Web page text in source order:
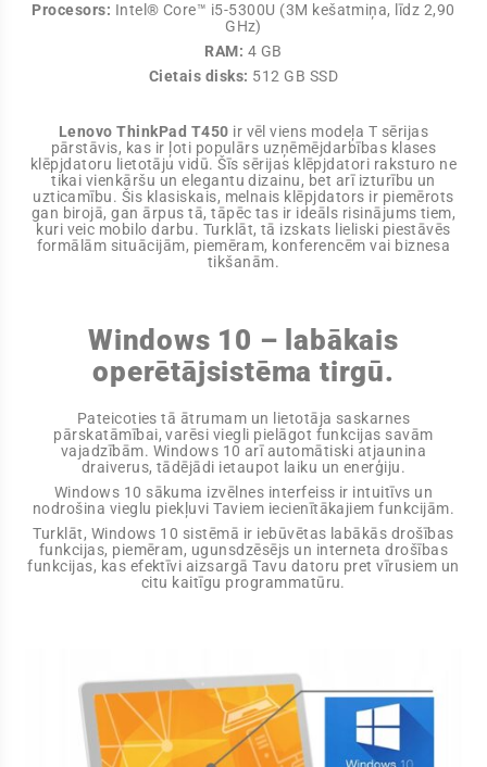
Procesors: Intel® Core™ i5-5300U (3M kešatmiņa, līdz 2,90
GHz)
RAM: 4 GB
Cietais disks: 512 GB SSD
Lenovo ThinkPad T450 ir vēl viens modeļa T sērijas
pārstāvis, kas ir ļoti populārs uzņēmējdarbības klases
klēpjdatoru lietotāju vidū. Šīs sērijas klēpjdatori raksturo ne
tikai vienkāršu un elegantu dizainu, bet arī izturību un
uzticamību. Šis klasiskais, melnais klēpjdators ir piemērots
gan birojā, gan ārpus tā, tāpēc tas ir ideāls risinājums tiem,
kuri veic mobilo darbu. Turklāt, tā izskats lieliski piestāvēs
formālām situācijām, piemēram, konferencēm vai biznesa
tikšanām.
Windows 10 – labākais
operētājsistēma tirgū.
Pateicoties tā ātrumam un lietotāja saskarnes
pārskatāmībai, varēsi viegli pielāgot funkcijas savām
vajadzībām. Windows 10 arī automātiski atjaunina
draiverus, tādējādi ietaupot laiku un enerģiju.
Windows 10 sākuma izvēlnes interfeiss ir intuitīvs un
nodrošina vieglu piekļuvi Taviem iecienītākajiem funkcijām.
Turklāt, Windows 10 sistēmā ir iebūvētas labākās drošības
funkcijas, piemēram, ugunsdzēsējs un interneta drošības
funkcijas, kas efektīvi aizsargā Tavu datoru pret vīrusiem un
citu kaitīgu programmatūru.